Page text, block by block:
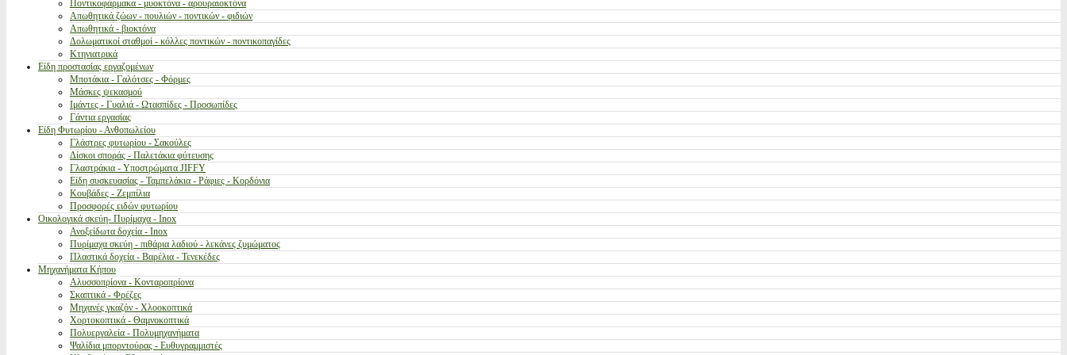
Ποντικοφάρμακα - μυοκτόνα - αρουραιοκτόνα
Απωθητικά ζώων - πουλιών - ποντικών - φιδιών
Απωθητικά - βιοκτόνα
Δολωματικοί σταθμοί - κόλλες ποντικών - ποντικοπαγίδες
Κτηνιατρικά
Είδη προστασίας εργαζομένων
Μποτάκια - Γαλότσες - Φόρμες
Μάσκες ψεκασμού
Ιμάντες - Γυαλιά - Ωτασπίδες - Προσωπίδες
Γάντια εργασίας
Είδη Φυτωρίου - Ανθοπωλείου
Γλάστρες φυτωρίου - Σακούλες
Δίσκοι σποράς - Παλετάκια φύτευσης
Γλαστράκια - Υποστρώματα JIFFY
Είδη συσκευασίας - Ταμπελάκια - Ράφιες - Κορδόνια
Κουβάδες - Ζεμπίλια
Προσφορές ειδών φυτωρίου
Οικολογικά σκεύη- Πυρίμαχα - Inox
Ανοξείδωτα δοχεία - Inox
Πυρίμαχα σκεύη - πιθάρια λαδιού - λεκάνες ζυμώματος
Πλαστικά δοχεία - Βαρέλια - Τενεκέδες
Μηχανήματα Κήπου
Αλυσσοπρίονα - Κονταροπρίονα
Σκαπτικά - Φρέζες
Μηχανές γκαζόν - Χλοοκοπτικά
Χορτοκοπτικά - Θαμνοκοπτικά
Πολυεργαλεία - Πολυμηχανήματα
Ψαλίδια μπορντούρας - Ευθυγραμμιστές